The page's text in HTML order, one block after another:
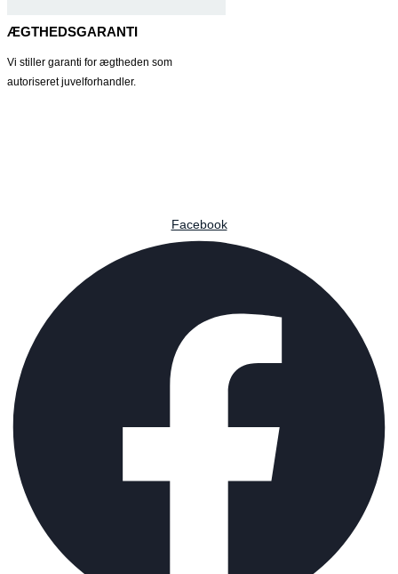
ÆGTHEDSGARANTI
Vi stiller garanti for ægtheden som
autoriseret juvelforhandler.
Facebook